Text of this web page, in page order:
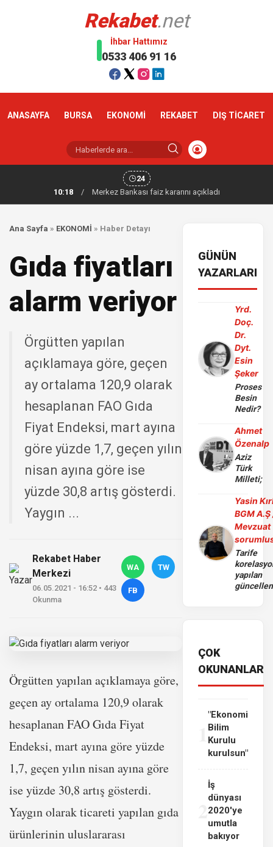
Rekabet.net
İhbar Hattımız
0533 406 91 16
ANASAYFA BURSA EKONOMİ REKABET DIŞ TİCARET
24
10:18
/ Merkez Bankası faiz kararını açıkladı
Ana Sayfa » EKONOMİ » Haber Detayı
Gıda fiyatları
alarm veriyor
Örgütten yapılan
açıklamaya göre, geçen
ay ortalama 120,9 olarak
hesaplanan FAO Gıda
Fiyat Endeksi, mart ayına
göre yüzde 1,7, geçen yılın
nisan ayına göre ise
yüzde 30,8 artış gösterdi.
Yaygın ...
Rekabet Haber
Merkezi
06.05.2021 - 16:52 • 443
Okunma
WA TW
FB
Örgütten yapılan açıklamaya göre,
geçen ay ortalama 120,9 olarak
hesaplanan FAO Gıda Fiyat
Endeksi, mart ayına göre yüzde
1,7, geçen yılın nisan ayına göre
ise yüzde 30,8 artış gösterdi.
Yaygın olarak ticareti yapılan gıda
ürünlerinin uluslararası
GÜNÜN
YAZARLARI
Yrd.
Doç.
Dr.
Dyt.
Esin
Şeker
Proses
Besin
Nedir?
Ahmet
Özenalp
Aziz
Türk
Milleti;
Yasin
BGM A.Ş
Mevzuat
Tarife
yapılan
ÇOK
OKUNANLAR
"Ekonomi
Bilim
Kurulu
kurulsun"
İş
dünyası
2020'ye
umutla
bakıyor